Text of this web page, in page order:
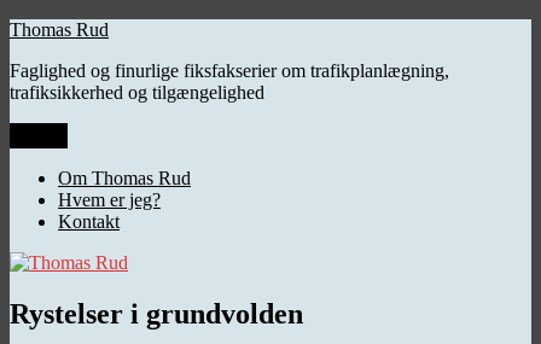
Videre
indhold
Thomas Rud
Faglighed og finurlige fiksfakserier om trafikplanlægning,
trafiksikkerhed og tilgængelighed
Om Thomas Rud
Hvem er jeg?
Kontakt
Rystelser i grundvolden